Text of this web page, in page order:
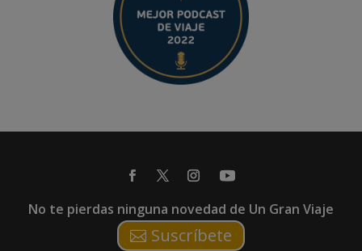
No te pierdas ninguna novedad de Un Gran Viaje
Suscríbete